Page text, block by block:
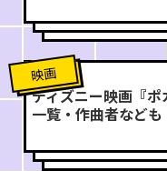
映画
ディズニー映画『
一覧・作曲者なども